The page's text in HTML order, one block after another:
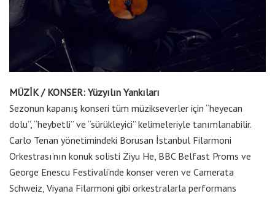
MÜZİK / KONSER: Yüzyılın Yankıları
Sezonun kapanış konseri tüm müzikseverler için “heyecan
dolu”, “heybetli” ve “sürükleyici” kelimeleriyle tanımlanabilir.
Carlo Tenan yönetimindeki Borusan İstanbul Filarmoni
Orkestrası’nın konuk solisti Ziyu He, BBC Belfast Proms ve
George Enescu Festivali’nde konser veren ve Camerata
Schweiz, Viyana Filarmoni gibi orkestralarla performans